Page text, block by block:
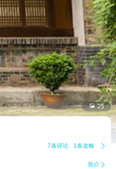
 25
7条评论 1条攻略 
简介 